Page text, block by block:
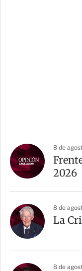
8 de
2026
8 de
La
8 de